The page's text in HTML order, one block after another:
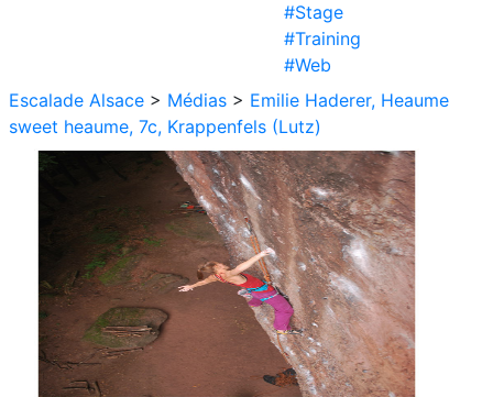
#Stage
#Training
#Web
Escalade Alsace > Médias > Emilie Haderer, Heaume
sweet heaume, 7c, Krappenfels (Lutz)